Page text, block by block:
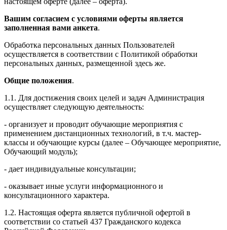
Вашим согласием с условиями оферты является
заполненная вами анкета.
Обработка персональных данных Пользователей
осуществляется в соответствии с Политикой обработки
персональных данных, размещенной здесь же.
Общие положения.
1.1. Для достижения своих целей и задач Администрация
осуществляет следующую деятельность:
- организует и проводит обучающие мероприятия с
применением дистанционных технологий, в т.ч. мастер-
классы и обучающие курсы (далее – Обучающее мероприятие,
Обучающий модуль);
- дает индивидуальные консультации;
- оказывает иные услуги информационного и
консультационного характера.
1.2. Настоящая оферта является публичной офертой в
соответствии со статьей 437 Гражданского кодекса